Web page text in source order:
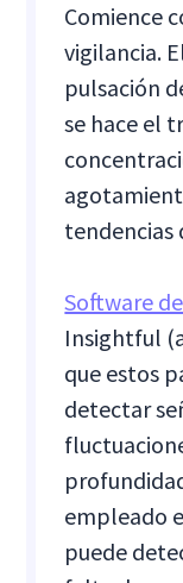
Comience
vigilancia.
pulsación
se hace el
tendencias
Software
Insightful
que estos
detectar
empleado
puede